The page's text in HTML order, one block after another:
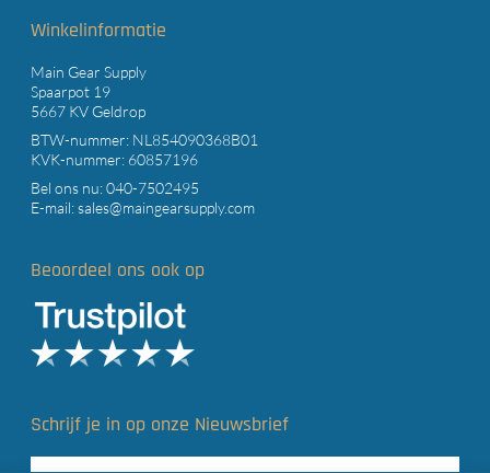
Winkelinformatie
Main Gear Supply
Spaarpot 19
5667 KV Geldrop
BTW-nummer: NL854090368B01
KVK-nummer: 60857196
Bel ons nu:040-7502495
E-mail:sales@maingearsupply.com
Beoordeel ons ook op
Schrijf je in op onze Nieuwsbrief